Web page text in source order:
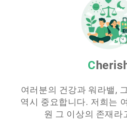
여러분의 건강과 워라밸,
역시 중요합니다. 저희는
원 그 이상의 존재라